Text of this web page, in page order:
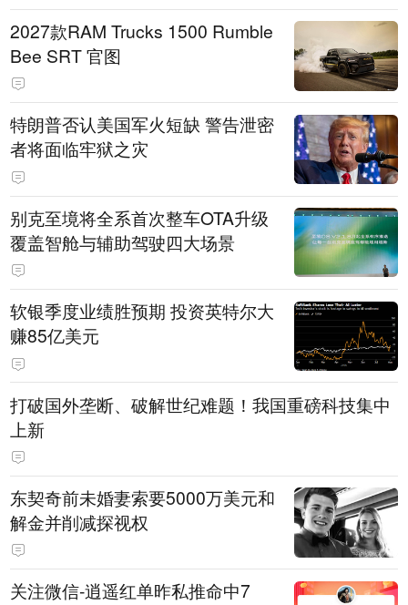
2027款RAM Trucks 1500 Rumble
Bee SRT 官图
特朗普否认美国军火短缺 警告泄密
者将面临牢狱之灾
别克至境将全系首次整车OTA升级
覆盖智舱与辅助驾驶四大场景
软银季度业绩胜预期 投资英特尔大
赚85亿美元
打破国外垄断、破解世纪难题！我国重磅科技集中
上新
东契奇前未婚妻索要5000万美元和
解金并削减探视权
关注微信-逍遥红单昨私推命中7